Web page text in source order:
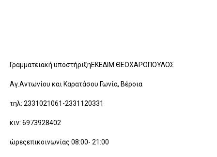
Γραμματειακή υποστήριξηΕΚΕΔΙΜ ΘΕΟΧΑΡΟΠΟΥΛΟΣ
Αγ.Αντωνίου και Καρατάσου Γωνία, Βέροια
τηλ: 2331021061-2331120331
κιν: 6973928402
ώρεςεπικοινωνίας 08:00- 21:00